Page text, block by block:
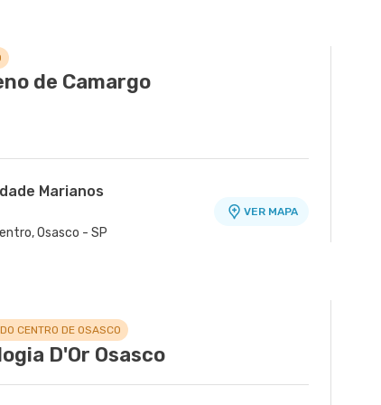
de Camargo
Marianos
Osasco - SP
VER MAPA
DO CENTRO DE OSASCO
D'Or Osasco